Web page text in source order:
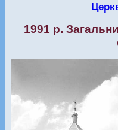
1991 р.